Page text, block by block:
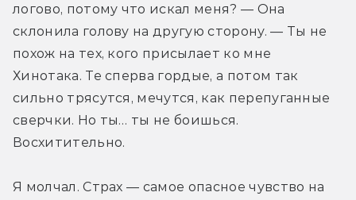
логово, потому что искал меня? — Она
склонила голову на другую сторону. — Ты не
похож на тех, кого присылает ко мне
Хинотака. Те сперва гордые, а потом так
сильно трясутся, мечутся, как перепуганные
сверчки. Но ты… ты не боишься.
Восхитительно.
Я молчал. Страх — самое опасное чувство на